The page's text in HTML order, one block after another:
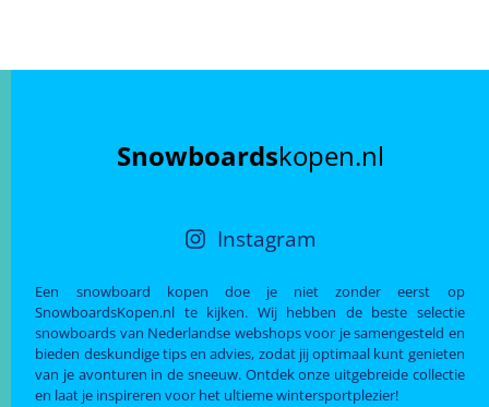
Snowboardskopen.nl
Instagram
Een snowboard kopen doe je niet zonder eerst op
SnowboardsKopen.nl te kijken. Wij hebben de beste selectie
snowboards van Nederlandse webshops voor je samengesteld en
bieden deskundige tips en advies, zodat jij optimaal kunt genieten
van je avonturen in de sneeuw. Ontdek onze uitgebreide collectie
en laat je inspireren voor het ultieme wintersportplezier!